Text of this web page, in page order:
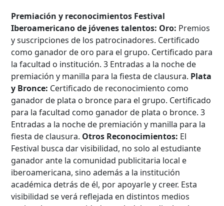
Premiación y reconocimientos Festival
Iberoamericano de jóvenes talentos: Oro: Premios
y suscripciones de los patrocinadores. Certificado
como ganador de oro para el grupo. Certificado para
la facultad o institución. 3 Entradas a la noche de
premiación y manilla para la fiesta de clausura. Plata
y Bronce: Certificado de reconocimiento como
ganador de plata o bronce para el grupo. Certificado
para la facultad como ganador de plata o bronce. 3
Entradas a la noche de premiación y manilla para la
fiesta de clausura. Otros Reconocimientos: El
Festival busca dar visibilidad, no solo al estudiante
ganador ante la comunidad publicitaria local e
iberoamericana, sino además a la institución
académica detrás de él, por apoyarle y creer. Esta
visibilidad se verá reflejada en distintos medios
Búsqueda Avanzada
Carrera
Palabra clave